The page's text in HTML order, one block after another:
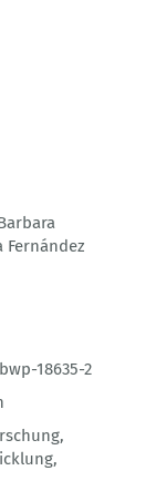
Fernández
18635-2
,
,